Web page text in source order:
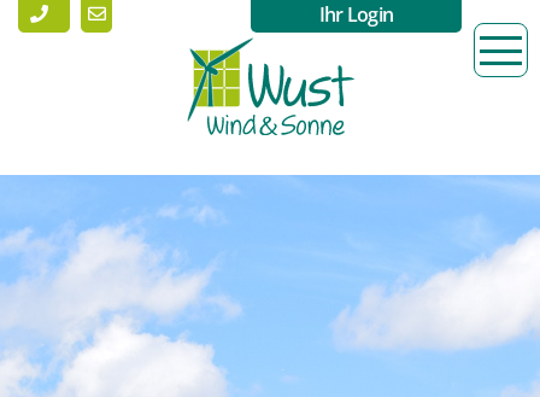
Ihr Login